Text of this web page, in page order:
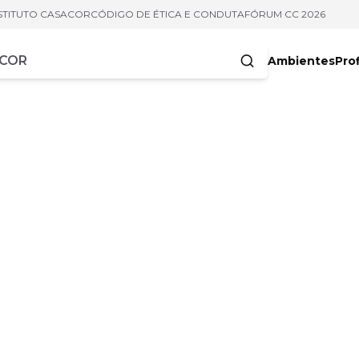
CASACORCÓDIGO DE ÉTICA E CONDUTAFÓRUM CC 2026
Ambientes